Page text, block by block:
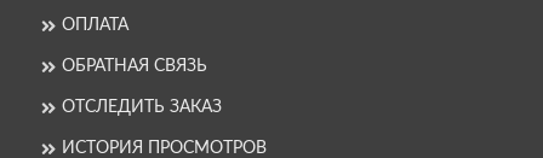
ОПЛАТА
ОБРАТНАЯ СВЯЗЬ
ОТСЛЕДИТЬ ЗАКАЗ
ИСТОРИЯ ПРОСМОТРОВ